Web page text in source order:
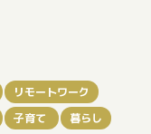
リモートワーク
子育て 暮らし